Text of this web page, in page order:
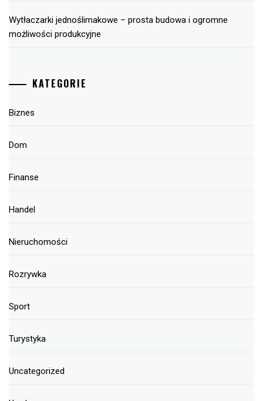
Wytłaczarki jednoślimakowe – prosta budowa i ogromne
możliwości produkcyjne
KATEGORIE
Biznes
Dom
Finanse
Handel
Nieruchomości
Rozrywka
Sport
Turystyka
Uncategorized